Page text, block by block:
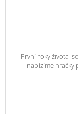
První roky života
nabízíme hračky